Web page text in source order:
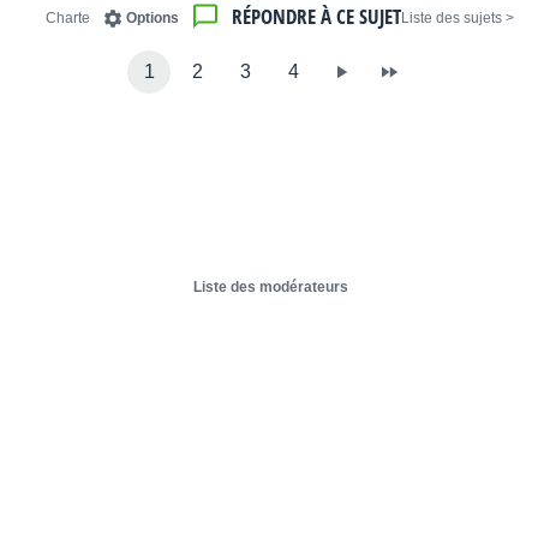
< Liste des sujets
RÉPONDRE À CE SUJET
Options
Charte
1 2 3 4
Liste des modérateurs